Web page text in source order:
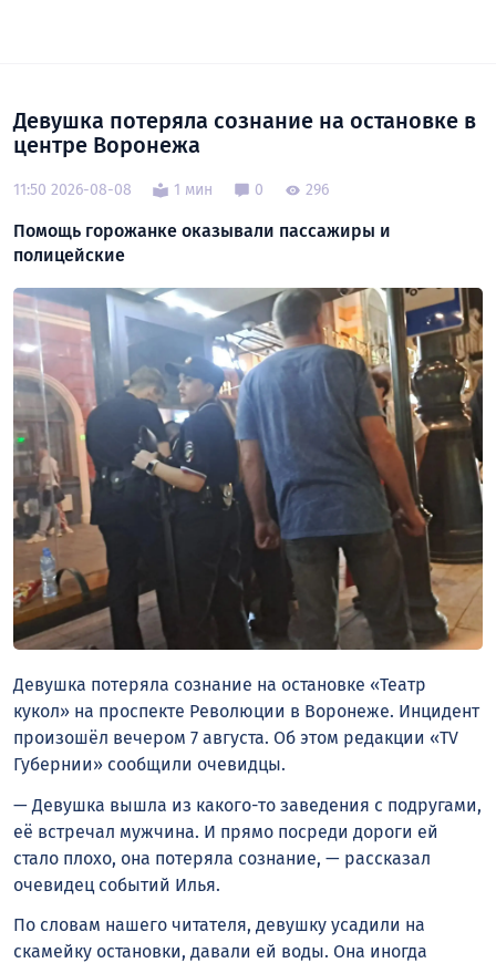
Девушка потеряла сознание на остановке в
центре Воронежа
11:50 2026-08-08 1 мин 0 296
Помощь горожанке оказывали пассажиры и
полицейские
Девушка потеряла сознание на остановке «Театр
кукол» на проспекте Революции в Воронеже. Инцидент
произошёл вечером 7 августа. Об этом редакции «TV
Губернии» сообщили очевидцы.
— Девушка вышла из какого-то заведения с подругами,
её встречал мужчина. И прямо посреди дороги ей
стало плохо, она потеряла сознание, — рассказал
очевидец событий Илья.
По словам нашего читателя, девушку усадили на
скамейку остановки, давали ей воды. Она иногда